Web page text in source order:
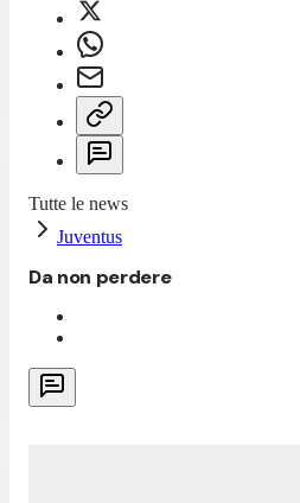
Tutte le news
Juventus
Da non perdere